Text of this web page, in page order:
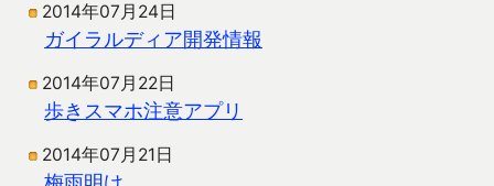
2014年07月24日
ガイラルディア開発情報
2014年07月22日
歩きスマホ注意アプリ
2014年07月21日